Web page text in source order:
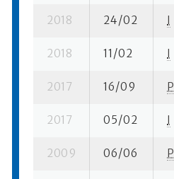
2018 24/02 I
2018 11/02 I
2017 16/09 P
2017 05/02 I
2009 06/06 P